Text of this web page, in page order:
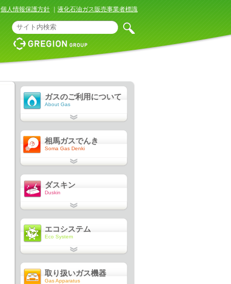
個人情報保護方針 液化石油ガス販売事業者標識
ガスのご利用について
About Gas
相馬ガスでんき
Soma Gas Denki
ダスキン
Duskin
エコシステム
Eco System
取り扱いガス機器
Gas Apparatus